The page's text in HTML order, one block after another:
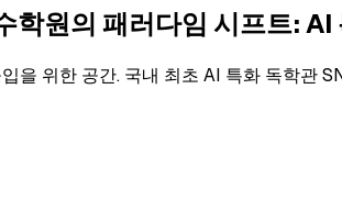
학원의 패러다임 시프트:
을 위한 공간. 국내 최초 AI 특화 독학관